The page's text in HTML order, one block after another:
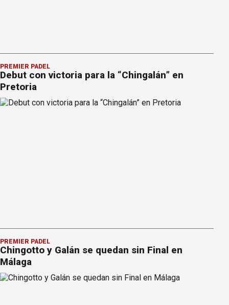
PREMIER PÁDEL
Debut con victoria para la “Chingalán” en
Pretoria
PREMIER PÁDEL
Chingotto y Galán se quedan sin Final en
Málaga